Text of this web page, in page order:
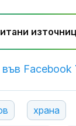
Facebook
храна